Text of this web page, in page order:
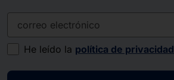
correo electrónico
He leído la política de privacidad